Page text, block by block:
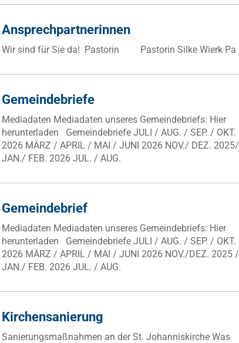
Ansprechpartnerinnen
Wir sind für Sie da! Pastorin Pastorin Silke Wierk Pa
Gemeindebriefe
Mediadaten Mediadaten unseres Gemeindebriefs: Hier
herunterladen Gemeindebriefe JULI / AUG. / SEP. / OKT.
2026 MÄRZ / APRIL / MAI / JUNI 2026 NOV./ DEZ. 2025/
JAN./ FEB. 2026 JUL. / AUG.
Gemeindebrief
Mediadaten Mediadaten unseres Gemeindebriefs: Hier
herunterladen Gemeindebriefe JULI / AUG. / SEP. / OKT.
2026 MÄRZ / APRIL / MAI / JUNI 2026 NOV./DEZ. 2025 /
JAN./ FEB. 2026 JUL. / AUG.
Kirchensanierung
Sanierungsmaßnahmen an der St. Johanniskirche Was